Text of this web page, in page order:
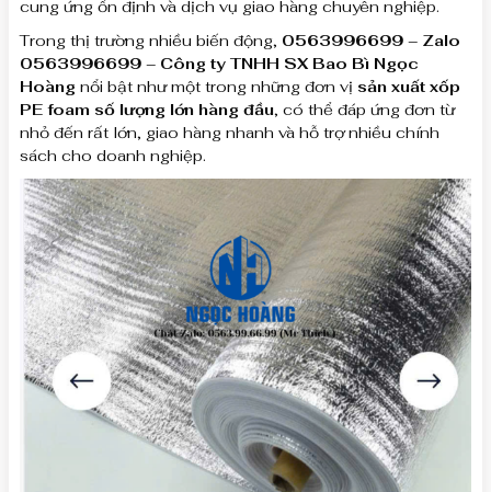
cung ứng ổn định và dịch vụ giao hàng chuyên nghiệp.
Trong thị trường nhiều biến động, 0563996699 – Zalo
0563996699 – Công ty TNHH SX Bao Bì Ngọc
Hoàng nổi bật như một trong những đơn vị sản xuất xốp
PE foam số lượng lớn hàng đầu, có thể đáp ứng đơn từ
nhỏ đến rất lớn, giao hàng nhanh và hỗ trợ nhiều chính
sách cho doanh nghiệp.